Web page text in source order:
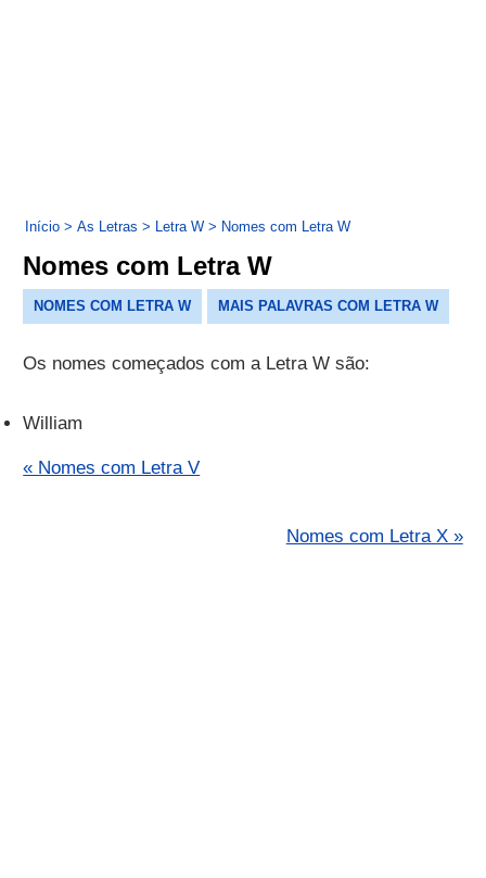
Início > As Letras > Letra W > Nomes com Letra W
Nomes com Letra W
NOMES COM LETRA W MAIS PALAVRAS COM LETRA W
Os nomes começados com a Letra W são:
William
« Nomes com Letra V
Nomes com Letra X »